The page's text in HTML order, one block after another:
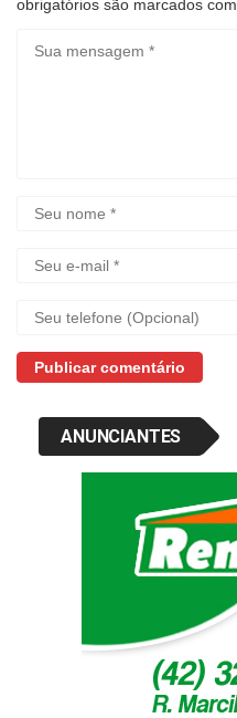
obrigatórios são marcados com
ANUNCIANTES